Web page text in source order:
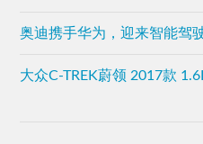
奥迪携手华为，迎来智能驾
大众C-TREK蔚领 2017款